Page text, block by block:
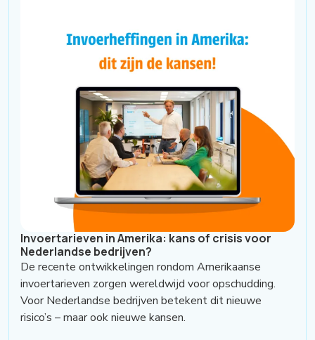
Invoertarieven in Amerika: kans of crisis voor
Nederlandse bedrijven?
De recente ontwikkelingen rondom Amerikaanse
invoertarieven zorgen wereldwijd voor opschudding.
Voor Nederlandse bedrijven betekent dit nieuwe
risico’s – maar ook nieuwe kansen.